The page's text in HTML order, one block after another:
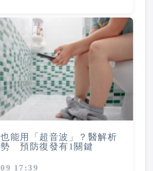
能用「超音波」？醫解析
預防復發有1關鍵
17:39